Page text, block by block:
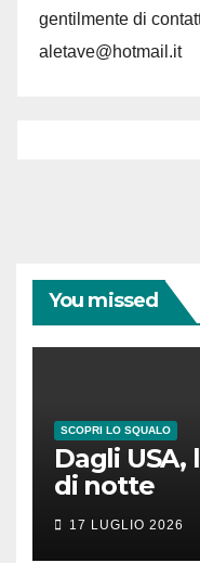
gentilmente di
aletave@hotmail.it
You missed
SCOPRI LO SQUALO
Dagli USA,
di notte
17 LUGLIO 2026